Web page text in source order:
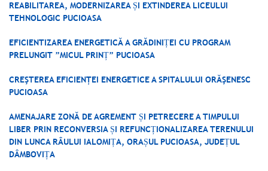
REABILITAREA, MODERNIZAREA ȘI EXTINDEREA LICEULUI
TEHNOLOGIC PUCIOASA
EFICIENTIZAREA ENERGETICĂ A GRĂDINIȚEI CU PROGRAM
PRELUNGIT ”MICUL PRINȚ” PUCIOASA
CREŞTEREA EFICIENŢEI ENERGETICE A SPITALULUI ORĂŞENESC
PUCIOASA
AMENAJARE ZONĂ DE AGREMENT ȘI PETRECERE A TIMPULUI
LIBER PRIN RECONVERSIA ȘI REFUNCȚIONALIZAREA TERENULUI
DIN LUNCA RÂULUI IALOMIȚA, ORAȘUL PUCIOASA, JUDEȚUL
DÂMBOVIȚA